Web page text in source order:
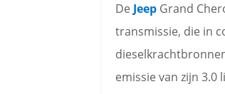
De Jeep Grand
transmissie, die in
emissie van zijn